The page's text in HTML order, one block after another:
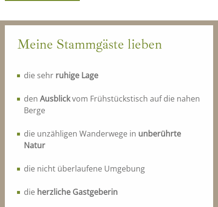
Meine Stammgäste lieben
die sehr ruhige Lage
den Ausblickvom Frühstückstisch auf die nahen
Berge
die unzähligen Wanderwege in unberührte
Natur
die nicht überlaufene Umgebung
die herzliche Gastgeberin